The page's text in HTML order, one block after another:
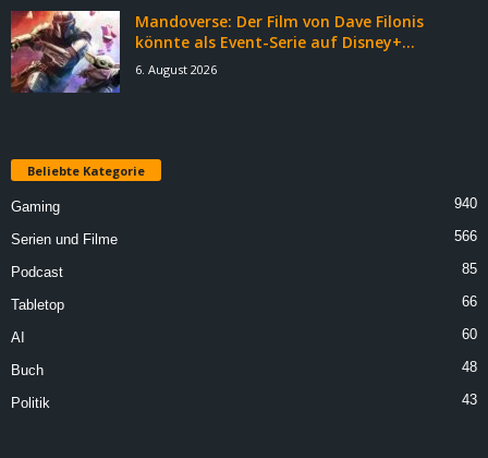
Mandoverse: Der Film von Dave Filonis
könnte als Event-Serie auf Disney+...
6. August 2026
Beliebte Kategorie
Gaming 940
Serien und Filme 566
Podcast 85
Tabletop 66
AI 60
Buch 48
Politik 43